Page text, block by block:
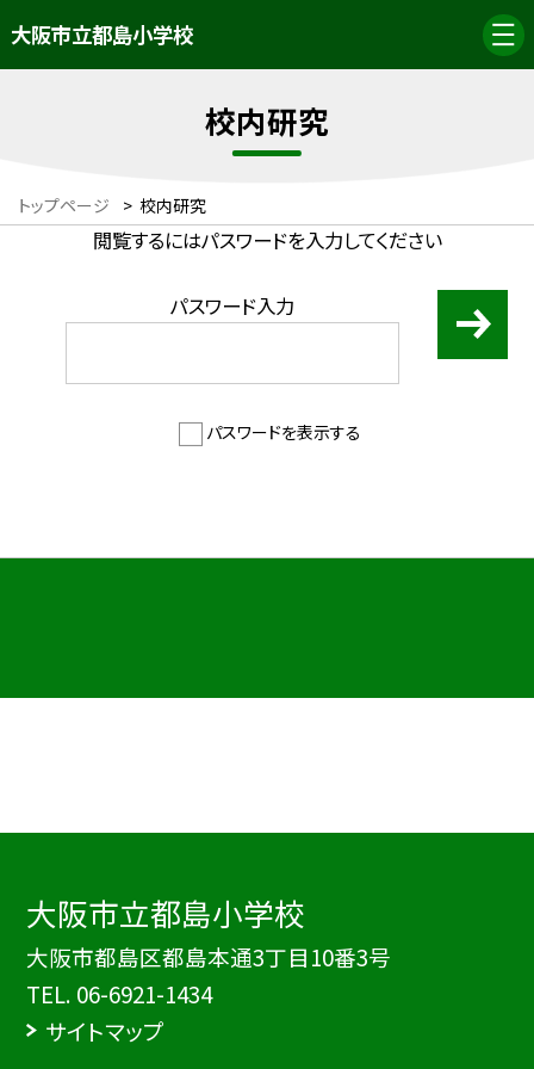
大阪市立都島小学校
校内研究
トップページ > 校内研究
閲覧するにはパスワードを入力してください
パスワード入力
パスワードを表示する
大阪市立都島小学校
大阪市都島区都島本通3丁目10番3号
TEL. 06-6921-1434
サイトマップ